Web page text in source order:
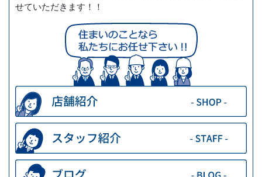
せていただきます！！